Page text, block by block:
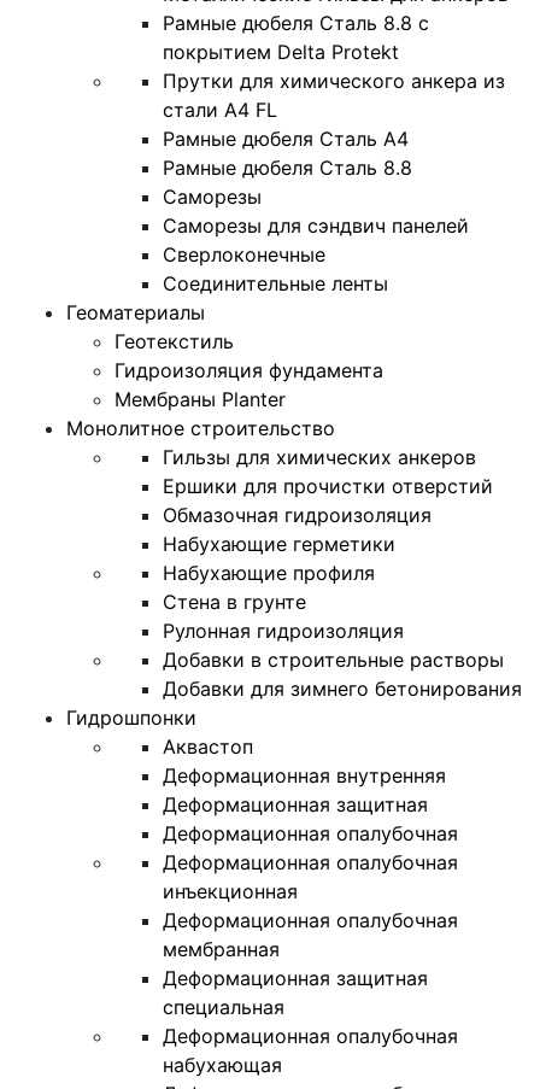
Рамные дюбеля Сталь 8.8 с
покрытием Delta Protekt
Прутки для химического анкера из
стали А4 FL
Рамные дюбеля Сталь A4
Рамные дюбеля Сталь 8.8
Саморезы
Саморезы для сэндвич панелей
Сверлоконечные
Соединительные ленты
Геоматериалы
Геотекстиль
Гидроизоляция фундамента
Мембраны Planter
Монолитное строительство
Гильзы для химических анкеров
Ершики для прочистки отверстий
Обмазочная гидроизоляция
Набухающие герметики
Набухающие профиля
Стена в грунте
Рулонная гидроизоляция
Добавки в строительные растворы
Добавки для зимнего бетонирования
Гидрошпонки
Аквастоп
Деформационная внутренняя
Деформационная защитная
Деформационная опалубочная
Деформационная опалубочная
инъекционная
Деформационная опалубочная
мембранная
Деформационная защитная
специальная
Деформационная опалубочная
набухающая